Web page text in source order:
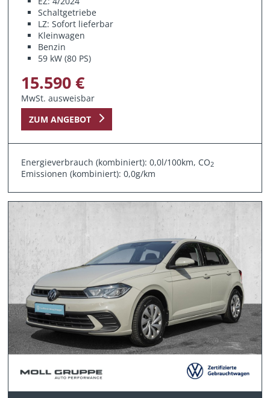
Schaltgetriebe
LZ: Sofort lieferbar
Kleinwagen
Benzin
59 kW (80 PS)
15.590 €
MwSt. ausweisbar
ZUM ANGEBOT
Energieverbrauch (kombiniert): 0,0l/100km, CO2
Emissionen (kombiniert): 0,0g/km